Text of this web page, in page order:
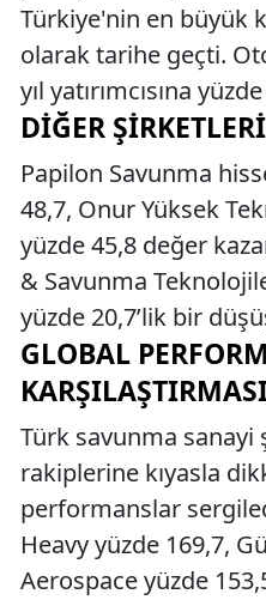
Türkiye'nin en büyük
olarak tarihe geçti.
yıl yatırımcısına
DIĞER
Papilon Savunma
48,7, Onur Yüksek
yüzde 45,8 değer
& Savunma
yüzde 20,7’lik bir
GLOBAL
Türk savunma sanayi
rakiplerine kıyasla
performanslar
Heavy yüzde 169,7,
Aerospace yüzde